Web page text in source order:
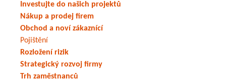
Investujte do našich projektů
Nákup a prodej firem
Obchod a noví zákaznící
Pojištění
Rozložení rizik
Strategický rozvoj firmy
Trh zaměstnanců